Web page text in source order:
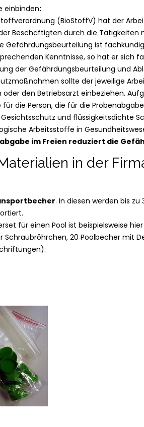
einbinden:
(BioStoffV) hat der
Beschäftigten durch die
Gefährdungsbeurteilung ist
Kenntnisse, so hat er sich
der Gefährdungsbeurteilung und
sollte der jeweilige
oder den Betriebsarzt einbeziehen.
die Person, die für die
und flüssigkeitsdichte
Arbeitsstoffe in
im Freien reduziert die
in der
. In diesen werden bis
für einen Pool ist beispielsweise
Schraubröhrchen, 20 Poolbecher mit